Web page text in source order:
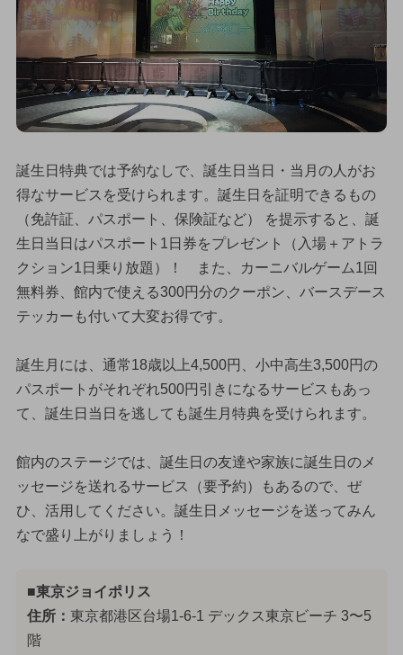
誕生日特典では予約なしで、誕生日当日・当月の人がお
得なサービスを受けられます。誕生日を証明できるもの
（免許証、パスポート、保険証など） を提示すると、誕
生日当日はパスポート1日券をプレゼント（入場＋アトラ
クション1日乗り放題）！ また、カーニバルゲーム1回
無料券、館内で使える300円分のクーポン、バースデース
テッカーも付いて大変お得です。
誕生月には、通常18歳以上4,500円、小中高生3,500円の
パスポートがそれぞれ500円引きになるサービスもあっ
て、誕生日当日を逃しても誕生月特典を受けられます。
館内のステージでは、誕生日の友達や家族に誕生日のメ
ッセージを送れるサービス（要予約）もあるので、ぜ
ひ、活用してください。誕生日メッセージを送ってみん
なで盛り上がりましょう！
■東京ジョイポリス
住所： 東京都港区台場1-6-1 デックス東京ビーチ 3〜5
階